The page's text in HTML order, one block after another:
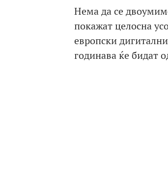
Нема да се
покажат целосна
европски
годинава ќе бидат